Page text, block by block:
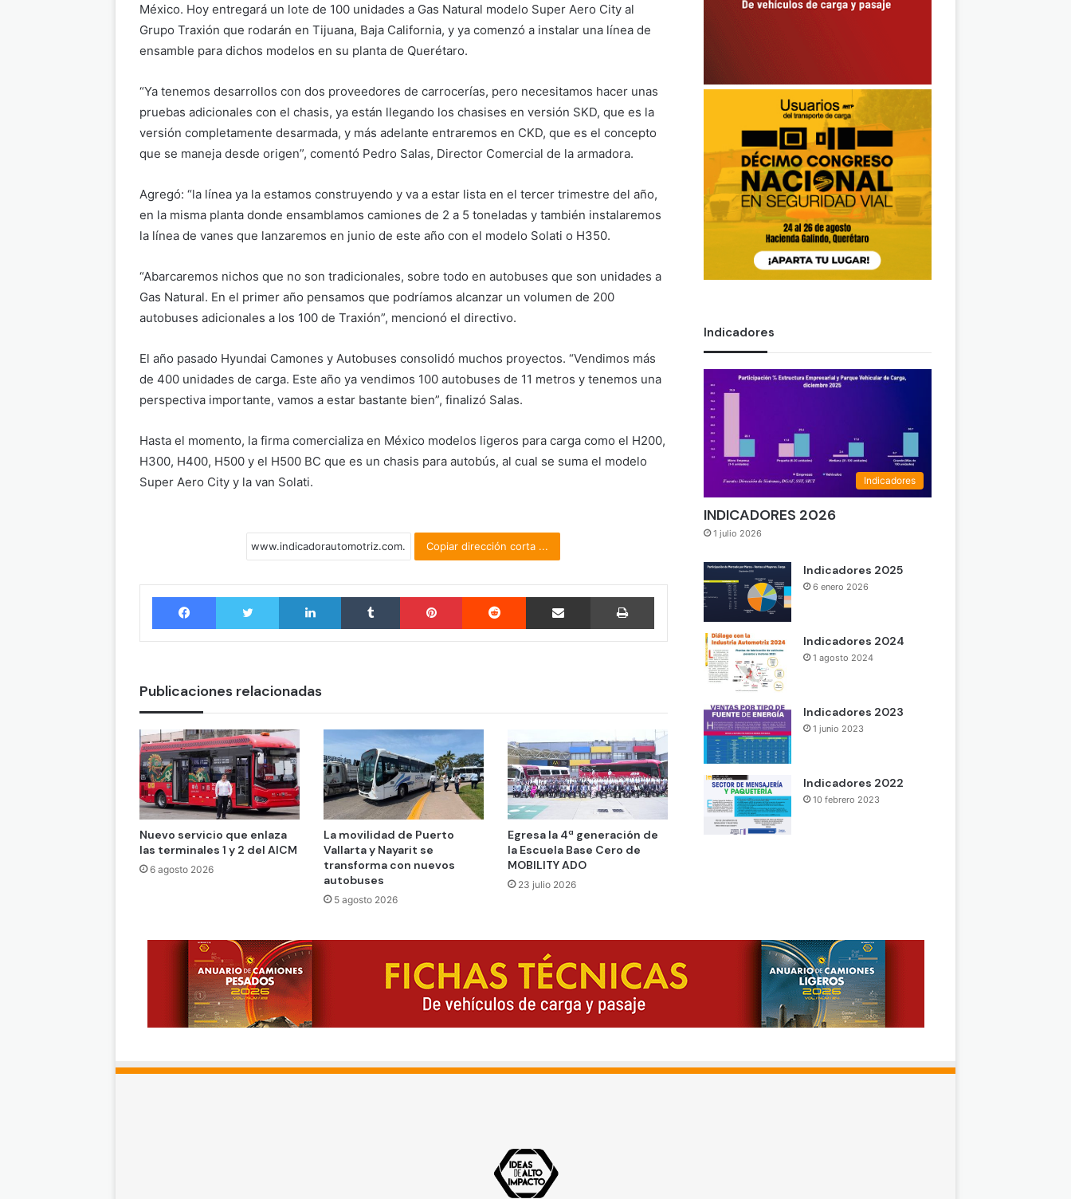
México. Hoy entregará un lote de 100 unidades a Gas Natural modelo Super Aero City al
Grupo Traxión que rodarán en Tijuana, Baja California, y ya comenzó a instalar una línea de
ensamble para dichos modelos en su planta de Querétaro.
“Ya tenemos desarrollos con dos proveedores de carrocerías, pero necesitamos hacer unas
pruebas adicionales con el chasis, ya están llegando los chasises en versión SKD, que es la
versión completamente desarmada, y más adelante entraremos en CKD, que es el concepto
que se maneja desde origen”, comentó Pedro Salas, Director Comercial de la armadora.
Agregó: “la línea ya la estamos construyendo y va a estar lista en el tercer trimestre del año,
en la misma planta donde ensamblamos camiones de 2 a 5 toneladas y también instalaremos
la línea de vanes que lanzaremos en junio de este año con el modelo Solati o H350.
“Abarcaremos nichos que no son tradicionales, sobre todo en autobuses que son unidades a
Gas Natural. En el primer año pensamos que podríamos alcanzar un volumen de 200
autobuses adicionales a los 100 de Traxión”, mencionó el directivo.
El año pasado Hyundai Camones y Autobuses consolidó muchos proyectos. “Vendimos más
de 400 unidades de carga. Este año ya vendimos 100 autobuses de 11 metros y tenemos una
perspectiva importante, vamos a estar bastante bien”, finalizó Salas.
Hasta el momento, la firma comercializa en México modelos ligeros para carga como el H200,
H300, H400, H500 y el H500 BC que es un chasis para autobús, al cual se suma el modelo
Super Aero City y la van Solati.
Copiar dirección corta ...
Facebook Twitter LinkedIn Tumblr Pinterest Reddit Compartir por correo electrónico
Publicaciones relacionadas
Nuevo servicio que enlaza
las terminales 1 y 2 del AICM
6 agosto 2026
La movilidad de Puerto
Vallarta y Nayarit se
transforma con nuevos
autobuses
5 agosto 2026
Egresa la 4ª generación de
la Escuela Base Cero de
MOBILITY ADO
23 julio 2026
Indicadores
Indicadores
INDICADORES 2026
1 julio 2026
Indicadores 2025
6 enero 2026
Indicadores 2024
1 agosto 2024
Indicadores 2023
1 junio 2023
Indicadores 2022
10 febrero 2023